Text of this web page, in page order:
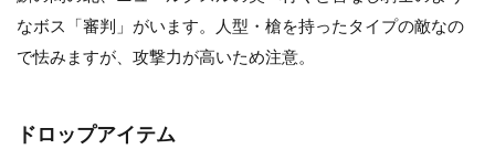
なボス「審判」がいます。人型・槍を持ったタイプの敵なの
で怯みますが、攻撃力が高いため注意。
ドロップアイテム